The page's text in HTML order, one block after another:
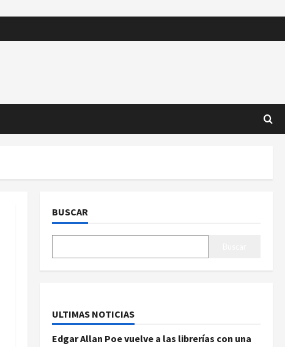
BUSCAR
ULTIMAS NOTICIAS
Edgar Allan Poe vuelve a las librerías con una